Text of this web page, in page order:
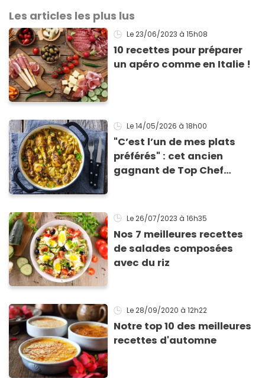
Les articles les plus lus
Le 23/06/2023 à 15h08
10 recettes pour préparer
un apéro comme en Italie !
Le 14/05/2026 à 18h00
"C’est l’un de mes plats
préférés" : cet ancien
gagnant de Top Chef
Le 26/07/2023 à 16h35
Nos 7 meilleures recettes
de salades composées
avec du riz
Le 28/09/2020 à 12h22
Notre top 10 des meilleures
recettes d'automne